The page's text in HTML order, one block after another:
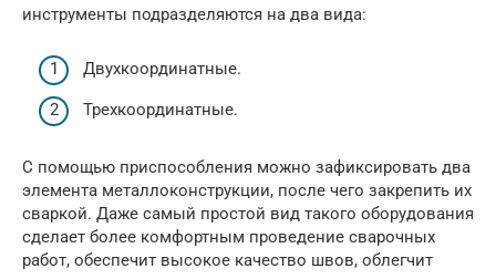
инструменты подразделяются на два вида:
Двухкоординатные.
Трехкоординатные.
С помощью приспособления можно зафиксировать два
элемента металлоконструкции, после чего закрепить их
сваркой. Даже самый простой вид такого оборудования
сделает более комфортным проведение сварочных
работ, обеспечит высокое качество швов, облегчит